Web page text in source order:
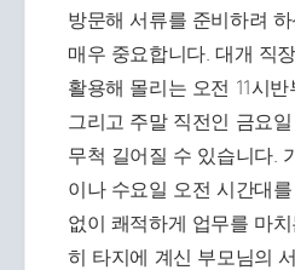
방문해 서류를 준비하려
매우 중요합니다. 대개 직
활용해 몰리는 오전 11시
그리고 주말 직전인 금요
무척 길어질 수 있습니다.
이나 수요일 오전 시간대
없이 쾌적하게 업무를 마
히 타지에 계신 부모님의